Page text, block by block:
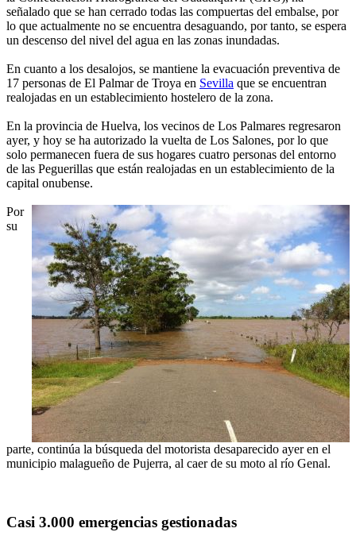
señalado que se han cerrado todas las compuertas del embalse, por
lo que actualmente no se encuentra desaguando, por tanto, se espera
un descenso del nivel del agua en las zonas inundadas.
En cuanto a los desalojos, se mantiene la evacuación preventiva de
17 personas de El Palmar de Troya en Sevilla que se encuentran
realojadas en un establecimiento hostelero de la zona.
En la provincia de Huelva, los vecinos de Los Palmares regresaron
ayer, y hoy se ha autorizado la vuelta de Los Salones, por lo que
solo permanecen fuera de sus hogares cuatro personas del entorno
de las Peguerillas que están realojadas en un establecimiento de la
capital onubense.
Por
su
parte, continúa la búsqueda del motorista desaparecido ayer en el
municipio malagueño de Pujerra, al caer de su moto al río Genal.
Casi 3.000 emergencias gestionadas